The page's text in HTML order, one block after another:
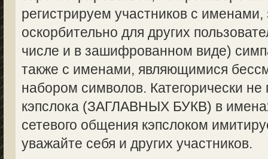
регистрируем участников с
оскорбительно для других
числе и в зашифрованном виде)
также с именами, являющимися
набором символов. Категорически не
кэпслока (ЗАГЛАВНЫХ БУКВ) в
сетевого общения кэпслоком
уважайте себя и других участников.